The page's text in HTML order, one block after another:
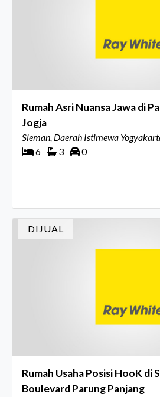
Rumah Asri Nuansa Jawa di
Jogja
Sleman, Daerah Istimewa
6
3 0
DIJUAL
Rumah Usaha Posisi HooK di
Boulevard Parung Panjang